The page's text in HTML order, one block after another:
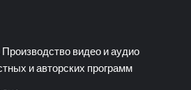
видео и аудио
и авторских программ